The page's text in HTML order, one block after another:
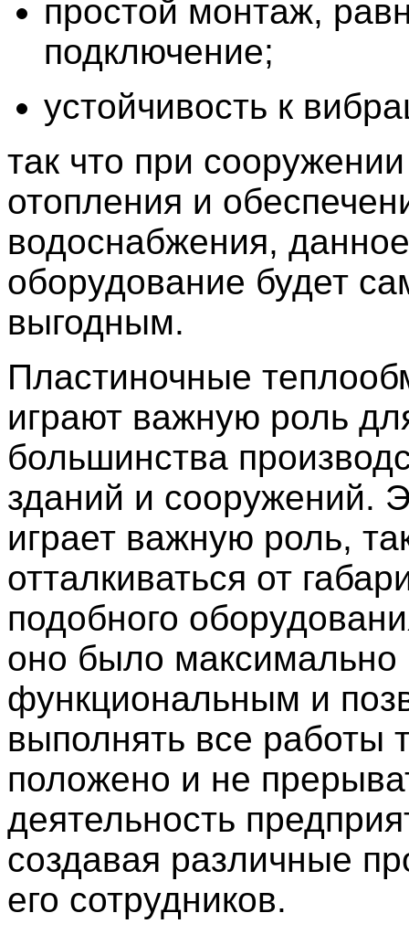
простой монтаж,
подключение;
устойчивость к
так что при
отопления и
водоснабжения, данное
оборудование будет
выгодным.
Пластиночные
играют важную роль
большинства
зданий и сооружений.
играет важную роль,
отталкиваться от
подобного
оно было максимально
функциональным и
выполнять все работы
положено и не
деятельность
создавая различные
его сотрудников.